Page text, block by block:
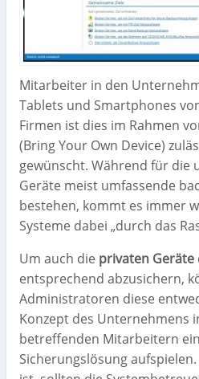
Mitarbeiter in den
Tablets und Smartphones
Firmen ist dies im Rahmen
(Bring Your Own Device)
gewünscht. Während für
Geräte meist umfassende
bestehen, kommt es immer
Systeme dabei „durch das
Um auch die privaten Geräte
entsprechend abzusichern,
Administratoren diese
Konzept des Unternehmens
betreffenden Mitarbeitern
Sicherungslösung